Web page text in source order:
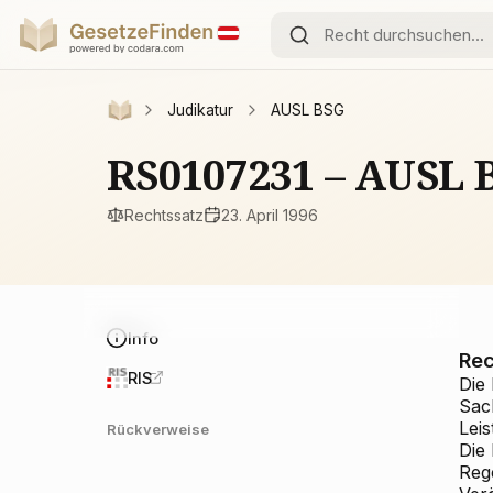
Judikatur AUSL BSG
RS0107231 – AUSL
Rechtssatz 23. April 1996
Info
RIS
Rückverweise
Die
Die